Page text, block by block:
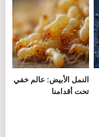
النمل الأبيض: عالم خفي
تحت أقدامنا